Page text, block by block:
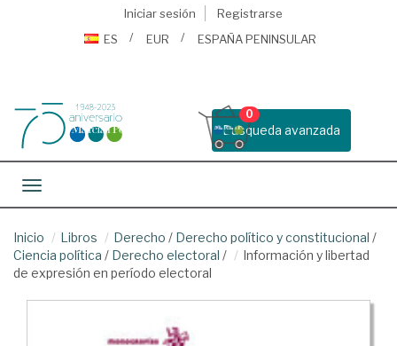
Iniciar sesión
Registrarse
ES
EUR ESPAÑA PENINSULAR
Busqueda avanzada
0
Toggle navigation
Inicio Libros Derecho / Derecho político y constitucional /
Ciencia política / Derecho electoral /
Información y libertad
de expresión en período electoral